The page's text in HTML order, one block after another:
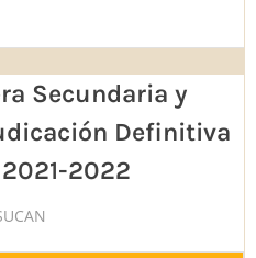
Secundaria y
Definitiva
2022